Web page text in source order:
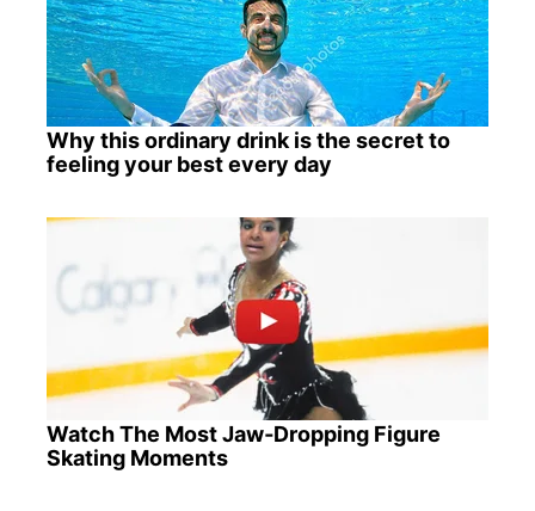
Why this ordinary drink is the secret to
feeling your best every day
Watch The Most Jaw‑Dropping Figure
Skating Moments